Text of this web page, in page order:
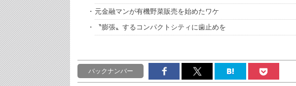
元金融マンが有機野菜販売を始めたワケ
〝膨張〟するコンパクトシティに歯止めを
バックナンバー